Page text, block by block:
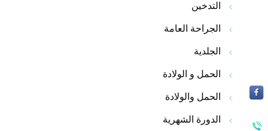
التدخين
الجراحة العامة
الجلدية
الحمل و الولادة
الحمل والولادة
الدورة الشهرية